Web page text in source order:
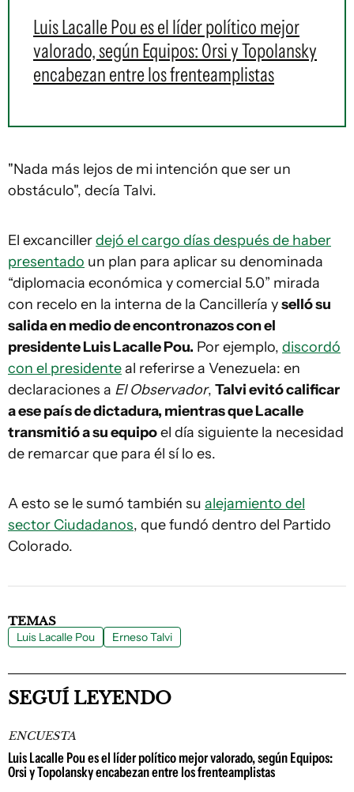
Luis Lacalle Pou es el líder político mejor
valorado, según Equipos: Orsi y Topolansky
encabezan entre los frenteamplistas
"Nada más lejos de mi intención que ser un
obstáculo", decía Talvi.
El excancillerdejó el cargo días después de haber
presentado un plan para aplicar su denominada
“diplomacia económica y comercial 5.0” mirada
con recelo en la interna de la Cancillería yselló su
salida en medio de encontronazos con el
presidente Luis Lacalle Pou. Por ejemplo, discordó
con el presidenteal referirse a Venezuela: en
declaraciones a El Observador, Talvi evitó calificar
a ese país de dictadura, mientras que Lacalle
transmitió a su equipoel día siguiente la necesidad
de remarcar que para él sí lo es.
A esto se le sumó también su alejamiento del
sector Ciudadanos, que fundó dentro del Partido
Colorado.
TEMAS
Luis Lacalle Pou Erneso Talvi
SEGUÍ LEYENDO
ENCUESTA
Luis Lacalle Pou es el líder político mejor valorado, según Equipos:
Orsi y Topolansky encabezan entre los frenteamplistas